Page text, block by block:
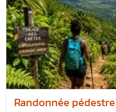
Randonnée pédestre